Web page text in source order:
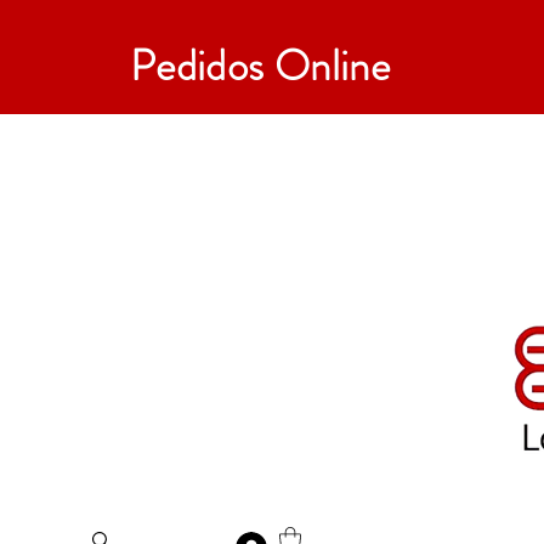
Pedidos Online